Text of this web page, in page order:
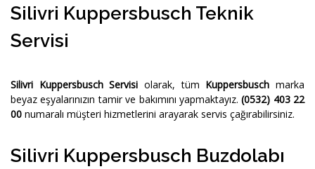
Silivri Kuppersbusch Teknik
Servisi
Silivri Kuppersbusch Servisi olarak, tüm Kuppersbusch marka
beyaz eşyalarınızın tamir ve bakımını yapmaktayız.(0532) 403 22
00 numaralı müşteri hizmetlerini arayarak servis çağırabilirsiniz.
Silivri Kuppersbusch Buzdolabı